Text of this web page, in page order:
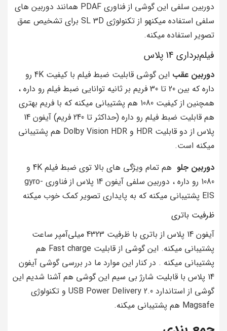
دوربین سلفی این گوشی از فناوری PDAF همانند دوربین های
سلفی استفاده میکنهو از تکنولوژی SL 3D برای تشخیص عمق
تصویر استفاده میکنه.
فیلم‌برداری 14 پلاس
دوربین عقب
این گوشی قابلیت ضبط فیلم با کیفیت 4K رو
داره که بین 20 تا 30 فریم بر ثانیه توانایی ضبط فیلم رو داره ،
همچنین از کیفیت 1080 هم پشتیبانی میکنه که با فریم بهتری
هم قابلیت ضبط فیلم رو داره (حداکثر تا 240 فریم) آیفون 14
پلاس از دو قابلیت HDR و Dolby Vision HDR هم پشتیبانی
میکنه است.
دوربین جلو
هم تمام ویژگی های بالا توی ضبط فیلم 4K و
1080 رو داره ، دوربین سلفی آیفون 14 پلاس از فناوری gyro-
EIS پشتیبانی میکنه که به پایداری تصویر کمک خوب میکنه
ظرفیت باتری
آیفون 14 پلاس از باتری با ظرفیت 4323 میلی‌آمپر ساعت
پشتیبانی میکنه. این گوشی از قابلیت Fast charge هم
پشتیبانی میکنه . در کنار این موارد ما در بررسی گوشی آیفون
14 پلاس با قابلیت شارژ بی سیم این گوشی هم آشنا شدیم این
گوشی از استاندارد USB Power Delivery 2.0 و تکنولوژی
Magsafe هم پشتیبانی میکنه.